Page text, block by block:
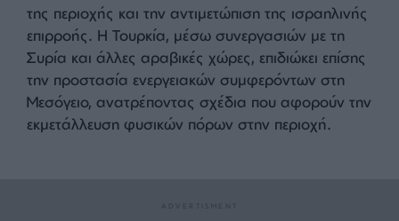
Παράλληλα, οι ευρωπαϊκές χώρες, όπως η
Γερμανία και η Γαλλία, έχουν εντείνει τις επαφές
τους με τη νέα διοίκηση, γεγονός που έχει
προκαλέσει κριτική από Σύρους αξιωματούχους, οι
οποίοι θεωρούν ότι οι Δυτικοί αποσκοπούν κυρίως